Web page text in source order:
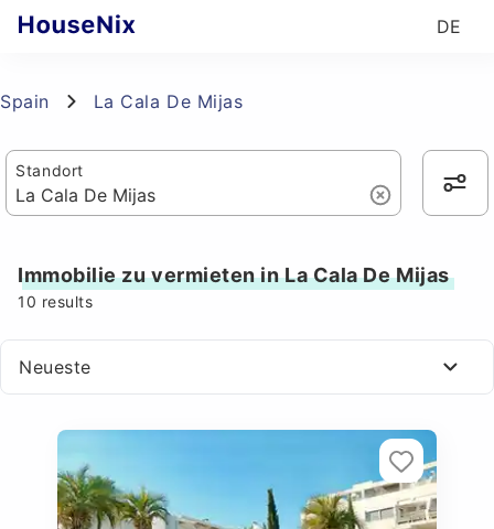
DE
Spain La Cala De Mijas
Standort
Immobilie zu vermieten in La Cala De Mijas
10 results
Neueste